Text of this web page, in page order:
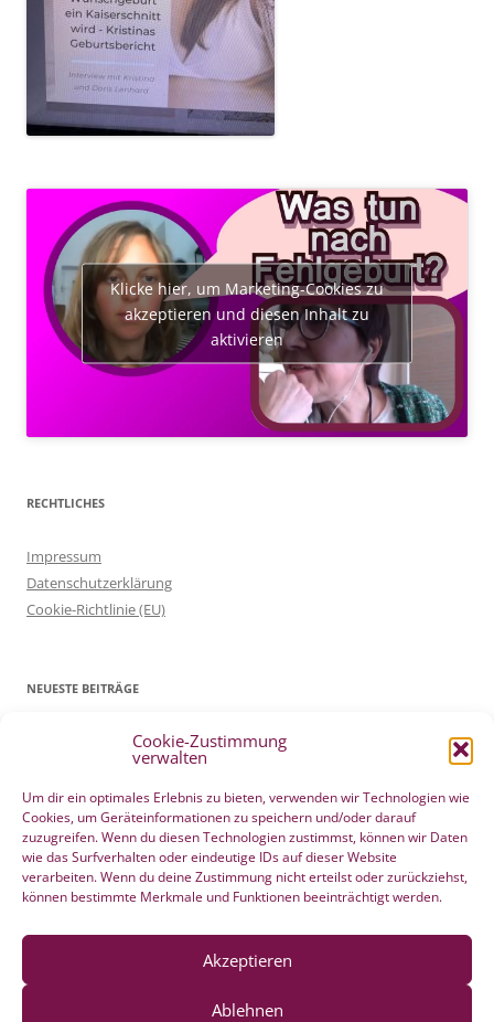
Cookie-Zustimmung
verwalten
Um dir ein optimales Erlebnis zu bieten, verwenden wir Technologien wie
Cookies, um Geräteinformationen zu speichern und/oder darauf
zuzugreifen. Wenn du diesen Technologien zustimmst, können wir Daten
wie das Surfverhalten oder eindeutige IDs auf dieser Website
verarbeiten. Wenn du deine Zustimmung nicht erteilst oder zurückziehst,
können bestimmte Merkmale und Funktionen beeinträchtigt werden.
Akzeptieren
Ablehnen
Klicke hier, um Marketing-Cookies zu
akzeptieren und diesen Inhalt zu
aktivieren
RECHTLICHES
Impressum
Datenschutzerklärung
Cookie-Richtlinie (EU)
NEUESTE BEITRÄGE
Patientenverfügung Geburt vertreten in WELTWOCHE DER GEBURT
Filmtipp – Die sichere Geburt 19. Mai 2021
Integration eigener Erfahrungen aus der Pränatalzeit 10. März 2021
VBA2C – Erfahrung 8. Februar 2020
Berührender wunderschöner Geburtserfahrungsbericht von Laura
Maria Seiler
22. Dezember 2019